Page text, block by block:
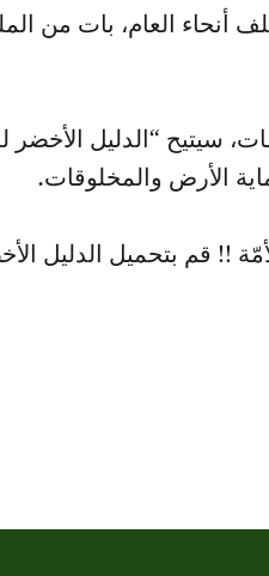
العام، بات من
سيتيح “الدليل
الأرض والمخلوقات.
قم بتحميل الدليل